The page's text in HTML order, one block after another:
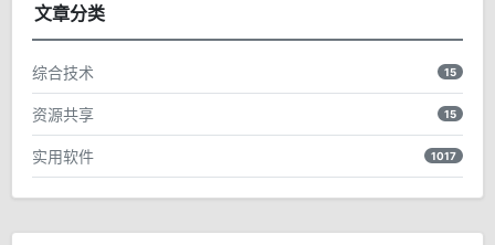
文章分类
综合技术 15
资源共享 15
实用软件 1017